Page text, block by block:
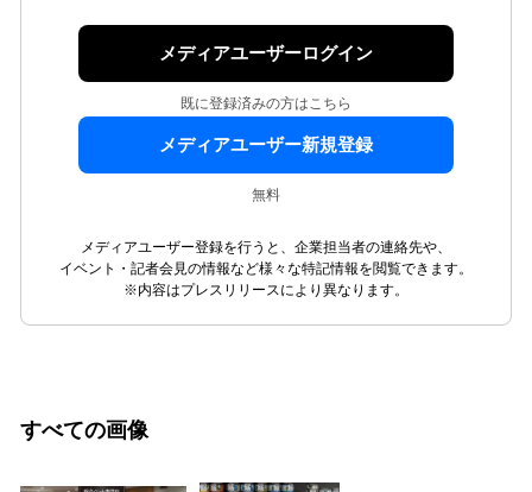
メディアユーザーログイン
既に登録済みの方はこちら
メディアユーザー新規登録
無料
メディアユーザー登録を行うと、企業担当者の連絡先や、
イベント・記者会見の情報など様々な特記情報を閲覧できます。
※内容はプレスリリースにより異なります。
すべての画像